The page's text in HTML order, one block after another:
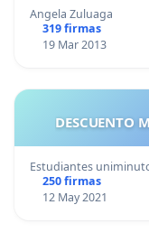
Angela Zuluaga
319 firmas
19 Mar 2013
Estudiantes
250 firmas
12 May 2021